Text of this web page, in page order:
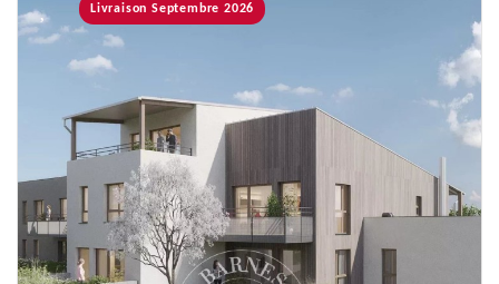
Livraison Septembre 2026